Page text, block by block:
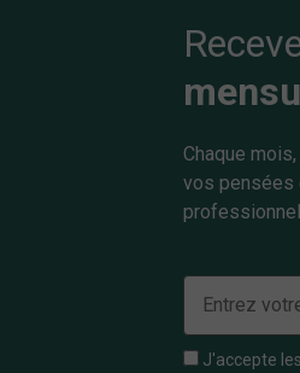
Chaque
vos pensées
J'accepte les